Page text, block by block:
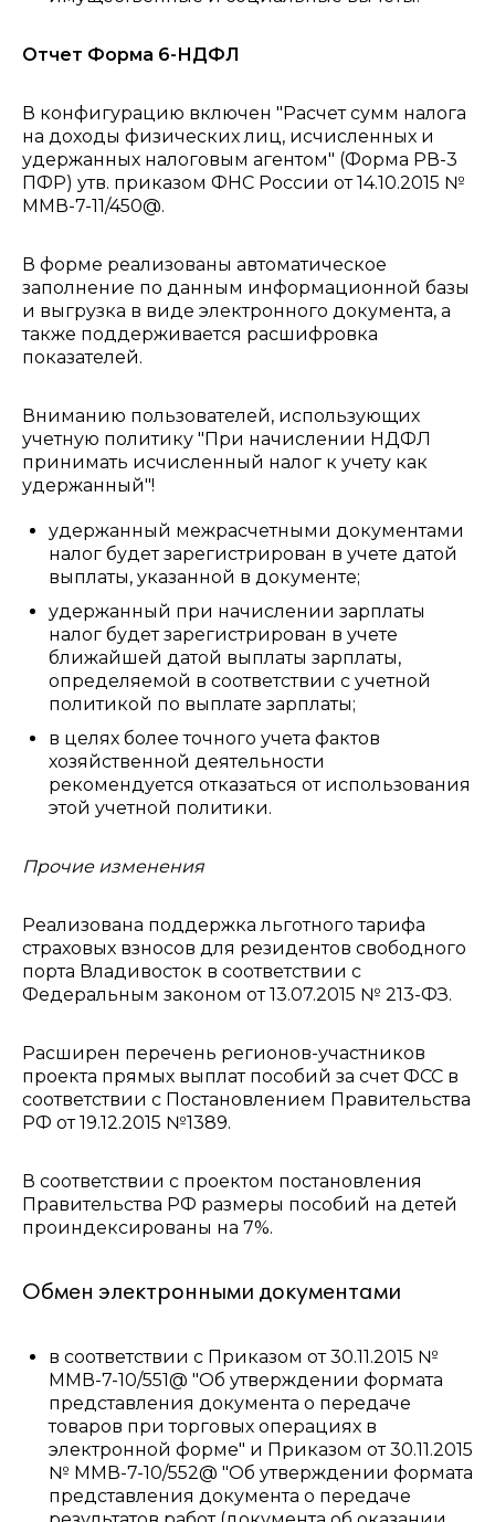
Отчет Форма 6-НДФЛ
В конфигурацию включен "Расчет сумм налога
на доходы физических лиц, исчисленных и
удержанных налоговым агентом" (Форма РВ-3
ПФР) утв. приказом ФНС России от 14.10.2015 №
ММВ-7-11/450@.
В форме реализованы автоматическое
заполнение по данным информационной базы
и выгрузка в виде электронного документа, а
также поддерживается расшифровка
показателей.
Вниманию пользователей, использующих
учетную политику "При начислении НДФЛ
принимать исчисленный налог к учету как
удержанный"!
удержанный межрасчетными документами
налог будет зарегистрирован в учете датой
выплаты, указанной в документе;
удержанный при начислении зарплаты
налог будет зарегистрирован в учете
ближайшей датой выплаты зарплаты,
определяемой в соответствии с учетной
политикой по выплате зарплаты;
в целях более точного учета фактов
хозяйственной деятельности
рекомендуется отказаться от использования
этой учетной политики.
Прочие изменения
Реализована поддержка льготного тарифа
страховых взносов для резидентов свободного
порта Владивосток в соответствии с
Федеральным законом от 13.07.2015 № 213-ФЗ.
Расширен перечень регионов-участников
проекта прямых выплат пособий за счет ФСС в
соответствии с Постановлением Правительства
РФ от 19.12.2015 №1389.
В соответствии с проектом постановления
Правительства РФ размеры пособий на детей
проиндексированы на 7%.
Обмен электронными документами
в соответствии с Приказом от 30.11.2015 №
ММВ-7-10/551@ "Об утверждении формата
представления документа о передаче
товаров при торговых операциях в
электронной форме" и Приказом от 30.11.2015
№ ММВ-7-10/552@ "Об утверждении формата
представления документа о передаче